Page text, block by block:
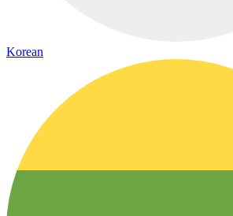
Korean